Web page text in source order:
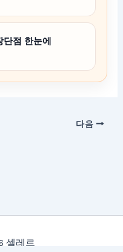
단점 한눈에
다음
셀레르